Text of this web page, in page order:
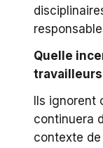
Quelle
Ils
continuera
contexte